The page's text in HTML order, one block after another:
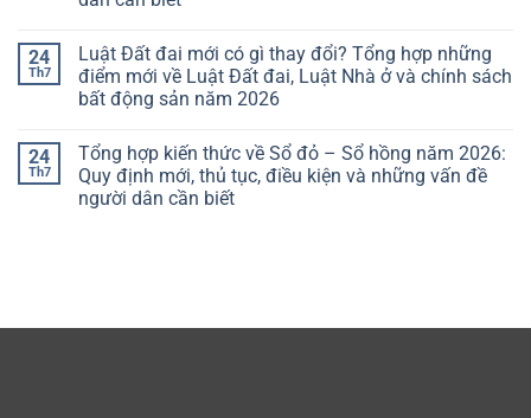
24
Th7
Luật Đất đai mới có gì thay đổi? Tổng hợp những
điểm mới về Luật Đất đai, Luật Nhà ở và chính sách
bất động sản năm 2026
24
Th7
Tổng hợp kiến thức về Sổ đỏ – Sổ hồng năm 2026:
Quy định mới, thủ tục, điều kiện và những vấn đề
người dân cần biết